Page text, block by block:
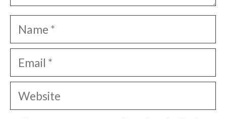
Name
Email
Website